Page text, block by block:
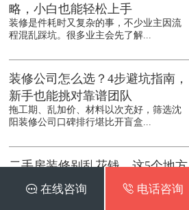
略，小白也能轻松上手
装修是件耗时又复杂的事，不少业主因流
程混乱踩坑。很多业主会先了解...
装修公司怎么选？4步避坑指南，
新手也能挑对靠谱团队
拖工期、乱加价、材料以次充好，筛选沈
阳装修公司口碑排行堪比开盲盒...
二手房装修别乱花钱，这5个地方
能省则省，实用又靠谱
不少人入手二手房后，总想着彻底翻新，
 在线咨询  电话咨询